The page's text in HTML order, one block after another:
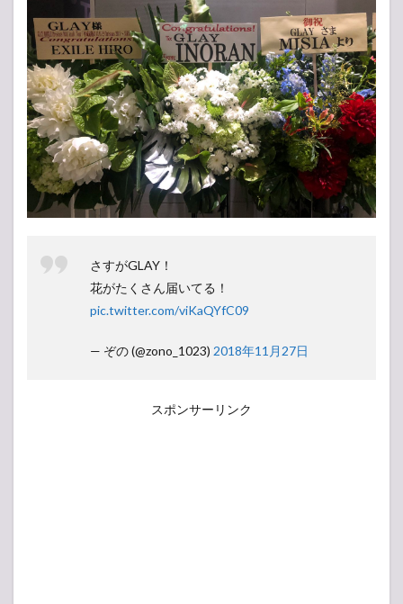
さすがGLAY！
花がたくさん届いてる！
pic.twitter.com/viKaQYfC09
— ぞの (@zono_1023) 2018年11月27日
スポンサーリンク